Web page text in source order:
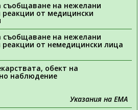
съобщаване на нежелани
реакции от медицински
съобщаване на нежелани
реакции от немедицински лица
обект на
наблюдение
Указания на ЕМА